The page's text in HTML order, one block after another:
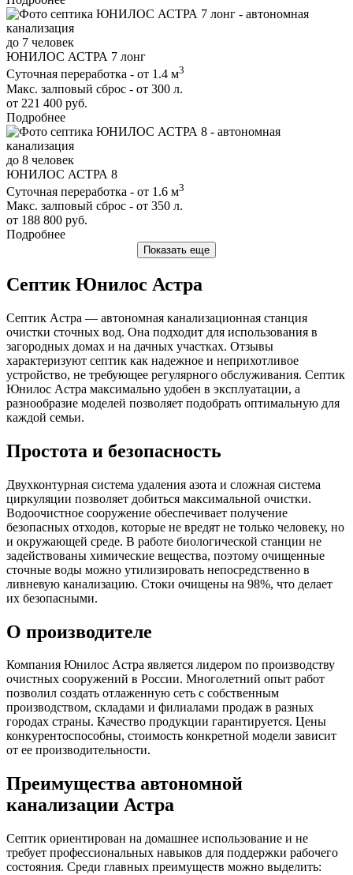
до 7 человек
ЮНИЛОС АСТРА 7 лонг
Суточная переработка - от 1.4 м3
Макс. залповый сброс - от 300 л.
от 221 400 руб.
Подробнее
до 8 человек
ЮНИЛОС АСТРА 8
Суточная переработка - от 1.6 м3
Макс. залповый сброс - от 350 л.
от 188 800 руб.
Подробнее
Показать еще
Септик Юнилос Астра
Септик Астра — автономная канализационная станция
очистки сточных вод. Она подходит для использования в
загородных домах и на дачных участках. Отзывы
характеризуют септик как надежное и неприхотливое
устройство, не требующее регулярного обслуживания. Септик
Юнилос Астра максимально удобен в эксплуатации, а
разнообразие моделей позволяет подобрать оптимальную для
каждой семьи.
Простота и безопасность
Двухконтурная система удаления азота и сложная система
циркуляции позволяет добиться максимальной очистки.
Водоочистное сооружение обеспечивает получение
безопасных отходов, которые не вредят не только человеку, но
и окружающей среде. В работе биологической станции не
задействованы химические вещества, поэтому очищенные
сточные воды можно утилизировать непосредственно в
ливневую канализацию. Стоки очищены на 98%, что делает
их безопасными.
О производителе
Компания Юнилос Астра является лидером по производству
очистных сооружений в России. Многолетний опыт работ
позволил создать отлаженную сеть с собственным
производством, складами и филиалами продаж в разных
городах страны. Качество продукции гарантируется. Цены
конкурентоспособны, стоимость конкретной модели зависит
от ее производительности.
Преимущества автономной
канализации Астра
Септик ориентирован на домашнее использование и не
требует профессиональных навыков для поддержки рабочего
состояния. Среди главных преимуществ можно выделить: